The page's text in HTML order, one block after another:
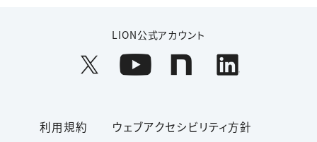
LION公式アカウント
利用規約
ウェブアクセシビリティ方針